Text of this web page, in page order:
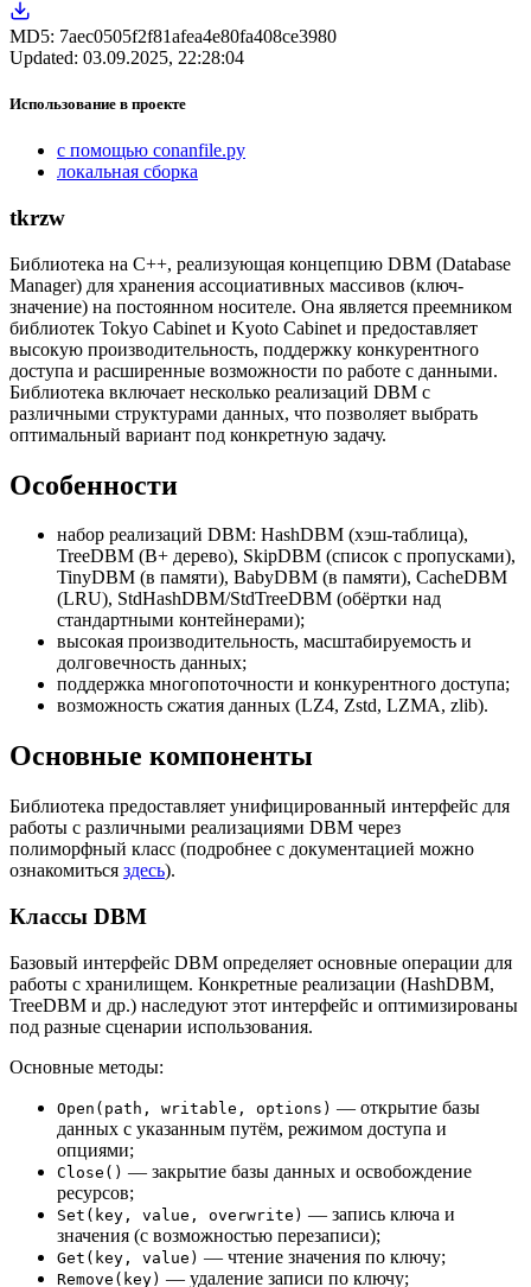
MD5: 7aec0505f2f81afea4e80fa408ce3980
Updated: 03.09.2025, 22:28:04
Использование в проекте
с помощью conanfile.py
локальная сборка
tkrzw
Библиотека на C++, реализующая концепцию DBM (Database
Manager) для хранения ассоциативных массивов (ключ-
значение) на постоянном носителе. Она является преемником
библиотек Tokyo Cabinet и Kyoto Cabinet и предоставляет
высокую производительность, поддержку конкурентного
доступа и расширенные возможности по работе с данными.
Библиотека включает несколько реализаций DBM с
различными структурами данных, что позволяет выбрать
оптимальный вариант под конкретную задачу.
Особенности
набор реализаций DBM: HashDBM (хэш-таблица),
TreeDBM (B+ дерево), SkipDBM (список с пропусками),
TinyDBM (в памяти), BabyDBM (в памяти), CacheDBM
(LRU), StdHashDBM/StdTreeDBM (обёртки над
стандартными контейнерами);
высокая производительность, масштабируемость и
долговечность данных;
поддержка многопоточности и конкурентного доступа;
возможность сжатия данных (LZ4, Zstd, LZMA, zlib).
Основные компоненты
Библиотека предоставляет унифицированный интерфейс для
работы с различными реализациями DBM через
полиморфный класс (подробнее с документацией можно
ознакомиться здесь).
Классы DBM
Базовый интерфейс DBM определяет основные операции для
работы с хранилищем. Конкретные реализации (HashDBM,
TreeDBM и др.) наследуют этот интерфейс и оптимизированы
под разные сценарии использования.
Основные методы:
Open(path, writable, options) — открытие базы
данных с указанным путём, режимом доступа и
опциями;
Close() — закрытие базы данных и освобождение
ресурсов;
Set(key, value, overwrite) — запись ключа и
значения (с возможностью перезаписи);
Get(key, value) — чтение значения по ключу;
Remove(key) — удаление записи по ключу;